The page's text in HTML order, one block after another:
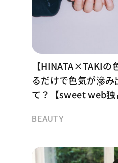
【HINATA×TAKI
るだけで色気が滲
て？【sweet web独
BEAUTY